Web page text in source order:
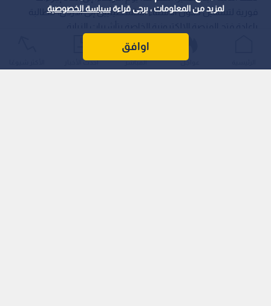
لمزيد من المعلومات ، يرجى قراءةسياسة الخصوصية
اوافق
فورية لتسهيل دخول الأشقاء الفلسطينيين إلى الأردن، مطالبة
عواجل المباشر أحدث الأخبار